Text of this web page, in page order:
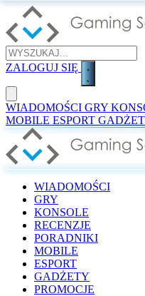
ZALOGUJ SIĘ
WIADOMOŚCI GRY
MOBILE ESPORT
WIADOMOŚCI
GRY
KONSOLE
RECENZJE
PORADNIKI
MOBILE
ESPORT
GADŻETY
PROMOCJE